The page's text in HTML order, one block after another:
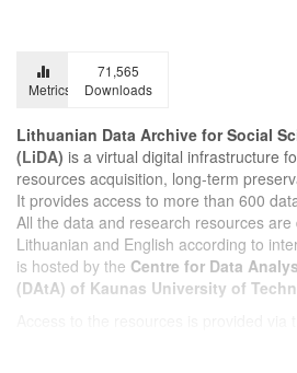
Metrics
71,565
Downloads
Lithuanian Data Archive for Social
(LiDA) is a virtual digital infrastructure
resources acquisition, long-term
It provides access to more than 600
All the data and research resources
Lithuanian and English according to
is hosted by the Centre for Data
(DAtA) of Kaunas University of